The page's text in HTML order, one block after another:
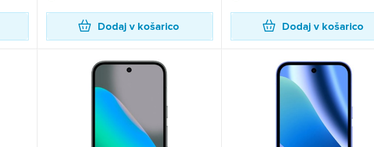
Dodaj v košarico Dodaj v košarico